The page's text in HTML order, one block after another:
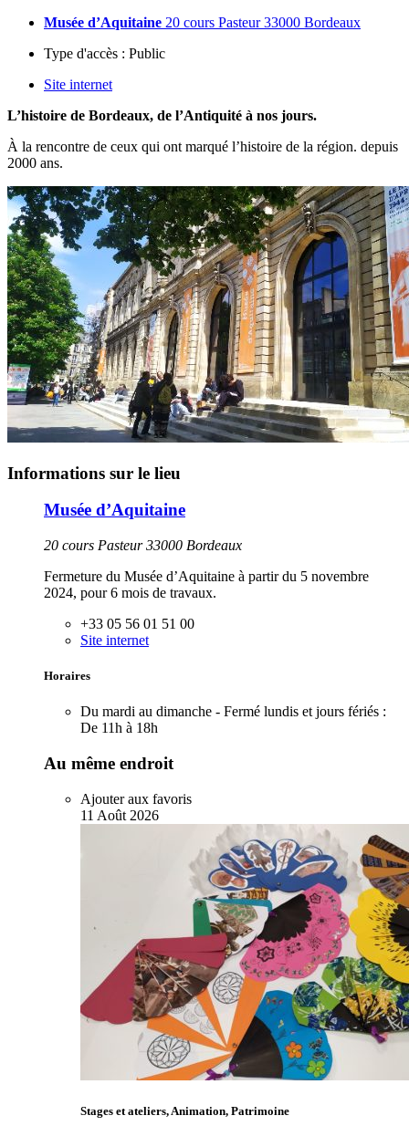
Musée d’Aquitaine 20 cours Pasteur 33000 Bordeaux
Type d'accès : Public
Site internet
L’histoire de Bordeaux, de l’Antiquité à nos jours.
À la rencontre de ceux qui ont marqué l’histoire de la région. depuis
2000 ans.
Informations sur le lieu
Musée d’Aquitaine
20 cours Pasteur 33000 Bordeaux
Fermeture du Musée d’Aquitaine à partir du 5 novembre
2024, pour 6 mois de travaux.
+33 05 56 01 51 00
Site internet
Horaires
Du mardi au dimanche - Fermé lundis et jours fériés :
De 11h à 18h
Au même endroit
Ajouter aux favoris
11 Août 2026
Stages et ateliers, Animation, Patrimoine